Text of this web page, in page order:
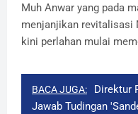
Muh Anwar yang pada
menjanjikan revitalisasi
kini perlahan mulai
BACA JUGA:
Direktur
Jawab Tudingan